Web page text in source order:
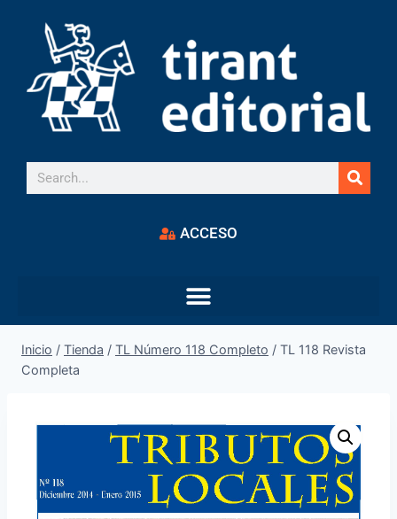
ACCESO
Inicio / Tienda / TL Número 118 Completo / TL 118 Revista
Completa